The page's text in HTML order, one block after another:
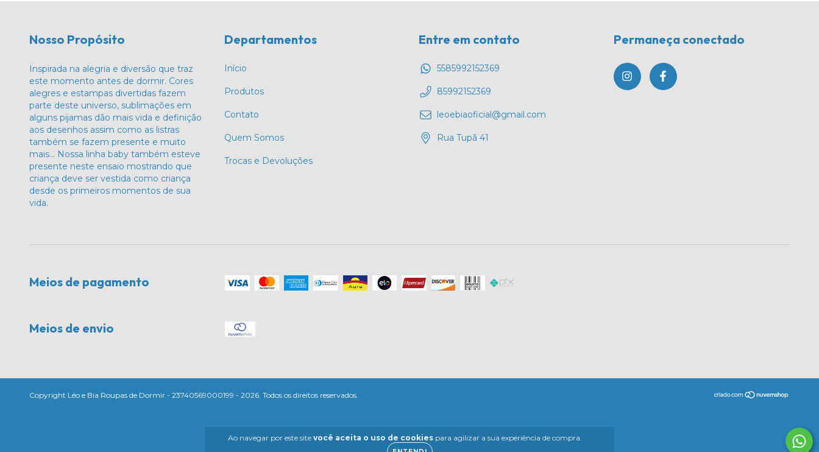
Ao navegar por este site você aceita o uso de cookiespara agilizar a sua experiência de compra.
Nosso Propósito
Inspirada na alegria e diversão que traz
este momento antes de dormir. Cores
alegres e estampas divertidas fazem
parte deste universo, sublimações em
alguns pijamas dão mais vida e definição
aos desenhos assim como as listras
também se fazem presente e muito
mais… Nossa linha baby também esteve
presente neste ensaio mostrando que
criança deve ser vestida como criança
desde os primeiros momentos de sua
vida.
Departamentos
Início
Produtos
Contato
Quem Somos
Trocas e Devoluções
Entre em contato
5585992152369
85992152369
leoebiaoficial@gmail.com
Rua Tupã 41
Permaneça conectado
Meios de pagamento
Meios de envio
Copyright Léo e Bia Roupas de Dormir - 23740569000199 - 2026. Todos os direitos reservados.